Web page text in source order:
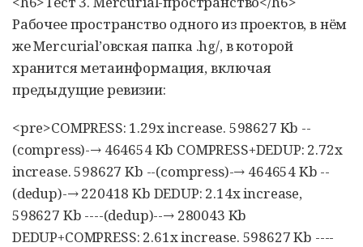
Рабочее пространство одного из проектов, в нём
же Mercurial’овская папка .hg/, в которой
хранится метаинформация, включая
предыдущие ревизии:
<pre>COMPRESS: 1.29x increase. 598627 Kb --
(compress)-→ 464654 Kb COMPRESS+DEDUP: 2.72x
increase. 598627 Kb --(compress)-→ 464654 Kb --
(dedup)-→ 220418 Kb DEDUP: 2.14x increase,
598627 Kb ----(dedup)--→ 280043 Kb
DEDUP+COMPRESS: 2.61x increase. 598627 Kb ----